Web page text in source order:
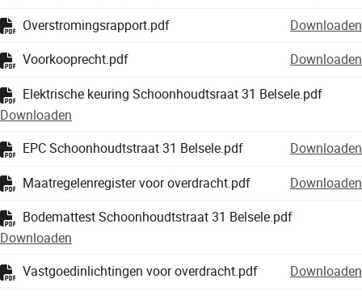
Overstromingsrapport.pdf
Downloaden
Voorkooprecht.pdf
Downloaden
Elektrische keuring Schoonhoudtsraat 31 Belsele.pdf
Downloaden
EPC Schoonhoudtstraat 31 Belsele.pdf
Downloaden
Maatregelenregister voor overdracht.pdf
Downloaden
Bodemattest Schoonhoudtstraat 31 Belsele.pdf
Downloaden
Vastgoedinlichtingen voor overdracht.pdf
Downloaden